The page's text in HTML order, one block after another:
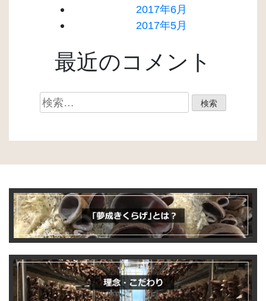
2017年6月
2017年5月
最近のコメント
検
索: